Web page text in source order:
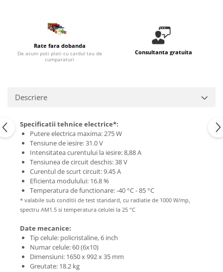
Rate fara dobanda
De acum poti plati cu cardul tau de
cumparaturi
Consultanta gratuita
Descriere
Specificatii tehnice electrice*:
Putere electrica maxima: 275 W
Tensiune de iesire: 31.0 V
Intensitatea curentului la iesire: 8,88 A
Tensiunea de circuit deschis: 38 V
Curentul de scurt circuit: 9.45 A
Eficienta modulului: 16.8 %
Temperatura de functionare: -40 °C - 85 °C
* valabile sub conditii de test standard, cu radiatie de 1000 W/mp,
spectru AM1.5 si temperatura celulei la 25 °C
Date mecanice:
Tip celule: policristaline, 6 inch
Numar celule: 60 (6x10)
Dimensiuni: 1650 x 992 x 35 mm
Greutate: 18.2 kg